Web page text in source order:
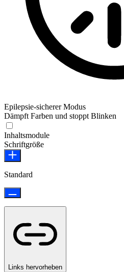
Epilepsie-sicherer Modus
Dämpft Farben und stoppt Blinken
Inhaltsmodule
Schriftgröße
Standard
Links hervorheben